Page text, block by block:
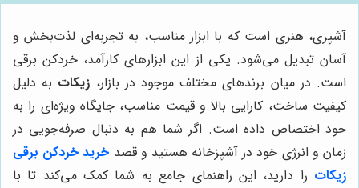
آشپزی، هنری است که با ابزار مناسب، به تجربه‌ای لذت‌بخش و
آسان تبدیل می‌شود. یکی از این ابزارهای کارآمد، خردکن برقی
است. در میان برندهای مختلف موجود در بازار، زیکات به دلیل
کیفیت ساخت، کارایی بالا و قیمت مناسب، جایگاه ویژه‌ای را به
خود اختصاص داده است. اگر شما هم به دنبال صرفه‌جویی در
زمان و انرژی خود در آشپزخانه هستید و قصد خرید خردکن برقی
زیکات را دارید، این راهنمای جامع به شما کمک می‌کند تا با